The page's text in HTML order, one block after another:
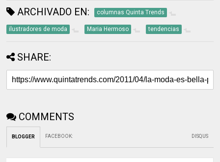
ARCHIVADO EN: columnas Quinta Trends
ilustradores de moda Maria Hermoso tendencias
SHARE:
COMMENTS
BLOGGER FACEBOOK: DISQUS